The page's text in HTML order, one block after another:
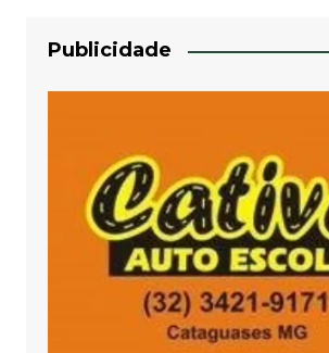
Publicidade